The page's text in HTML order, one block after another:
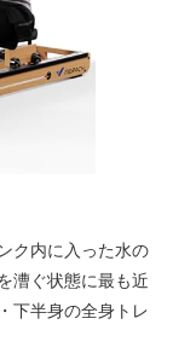
ク内に入った水の
漕ぐ状態に最も近
下半身の全身トレ